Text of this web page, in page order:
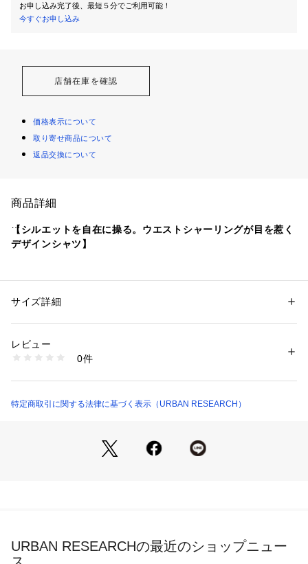
お申し込み完了後、最短５分でご利用可能！
今すぐお申し込み
店舗在庫を確認
価格表示について
取り寄せ商品について
返品交換について
商品詳細
【シルエットを自在に操る。ウエストシャーリングが目を惹く
デザインシャツ】
・腰位置を高く見せるクロップド丈のデザインが、着るだけで
シルエットに変化する2WAY仕様
ベースに、サイドのリボンでウエストラインを調整できる遊び
漂わせたりと、その日の気分で表情を変えられるのが魅力。コ
ンパクトな丈感はハイウエストのボトムスとも相性抜群で、自
背筋を伸ばし、新しい毎日へ。
性別：レディース
素材：レーヨン71% ナイロン29%
洗濯：-
※詳しい洗濯方法については、商品の品質表示タグをご覧ください
AA26230-2032104 （ショップ）
サイズ詳細
レビュー
0件
特定商取引に関する法律に基づく表示（URBAN RESEARCH）
URBAN RESEARCHの最近のショップニュー